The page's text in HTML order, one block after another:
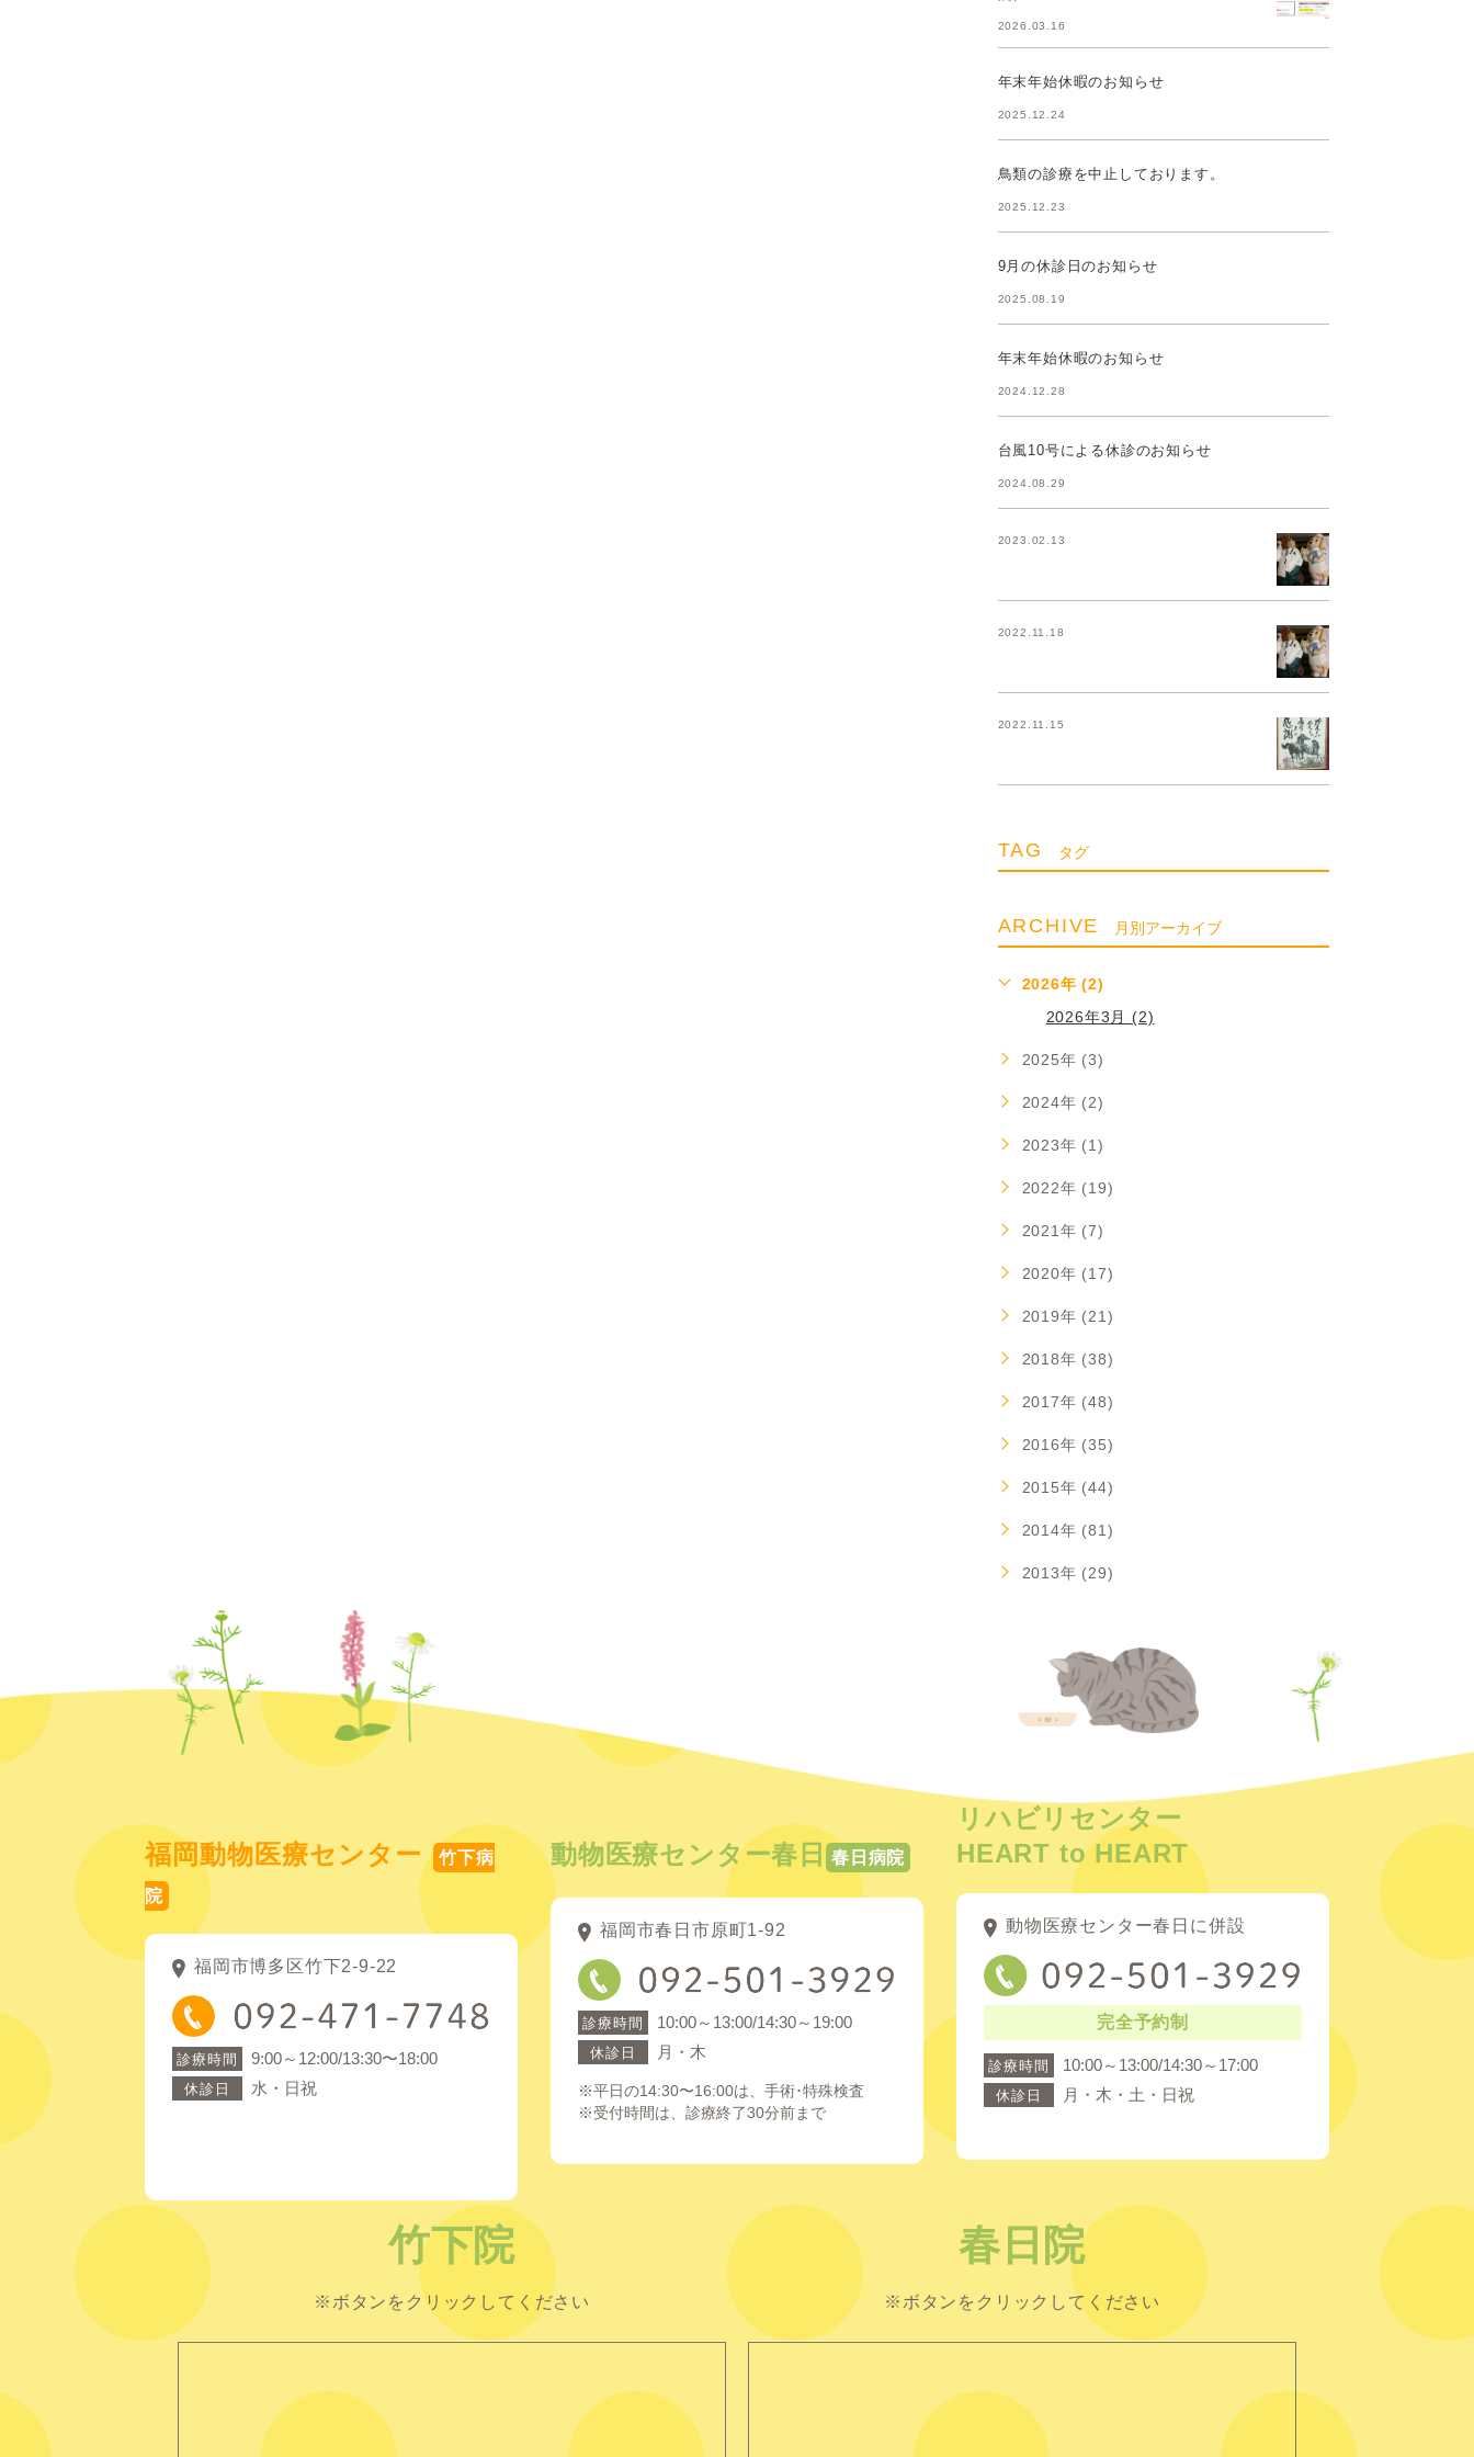
2026.03.16
年末年始休暇のお知らせ
2025.12.24
鳥類の診療を中止しております。
2025.12.23
9月の休診日のお知らせ
2025.08.19
年末年始休暇のお知らせ
2024.12.28
台風10号による休診のお知らせ
2024.08.29
2023.02.13
2022.11.18
2022.11.15
TAG タグ
ARCHIVE 月別アーカイブ
2026年 (2)
2026年3月 (2)
2025年 (3)
2024年 (2)
2023年 (1)
2022年 (19)
2021年 (7)
2020年 (17)
2019年 (21)
2018年 (38)
2017年 (48)
2016年 (35)
2015年 (44)
2014年 (81)
2013年 (29)
福岡動物医療センター 竹下病
院
福岡市博多区竹下2-9-22
診療時間 9:00～12:00/13:30〜18:00
休診日 水・日祝
動物医療センター春日 春日病院
福岡市春日市原町1-92
診療時間 10:00～13:00/14:30～19:00
休診日 月・木
※平日の14:30〜16:00は、手術･特殊検査
※受付時間は、診療終了30分前まで
リハビリセンター
HEART to HEART
動物医療センター春日に併設
完全予約制
診療時間 10:00～13:00/14:30～17:00
休診日 月・木・土・日祝
竹下院
※ボタンをクリックしてください
春日院
※ボタンをクリックしてください